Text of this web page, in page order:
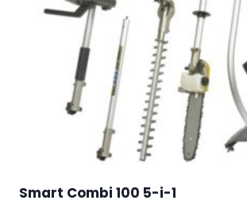
Smart Combi 100 5-i-1